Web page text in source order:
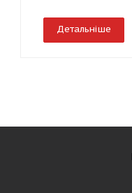
Детальніше